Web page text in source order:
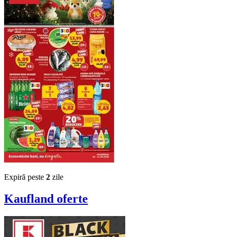
Expiră peste 2 zile
Kaufland oferte